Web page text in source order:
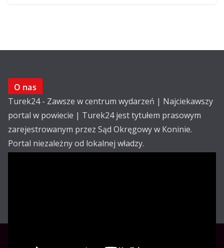
O nas
Turek24 - Zawsze w centrum wydarzeń | Najciekawszy
portal w powiecie | Turek24 jest tytułem prasowym
zarejestrowanym przez Sąd Okręgowy w Koninie.
Portal niezależny od lokalnej władzy.